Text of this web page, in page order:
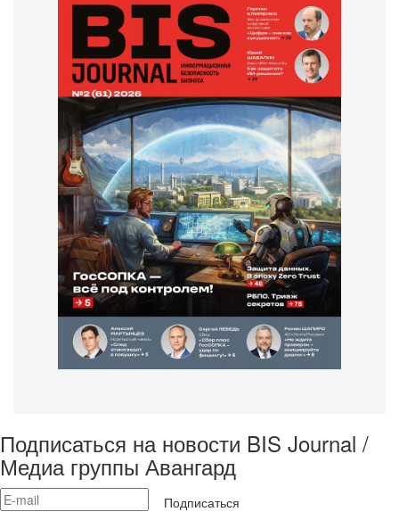
Подписаться на новости BIS Journal /
Медиа группы Авангард
Подписаться